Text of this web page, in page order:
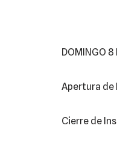
DOMINGO 8
Apertura de
Cierre de